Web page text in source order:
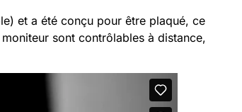
et a été conçu pour être plaqué, ce
sont contrôlables à distance,